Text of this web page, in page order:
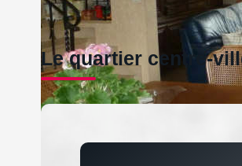
Le quartier centre-